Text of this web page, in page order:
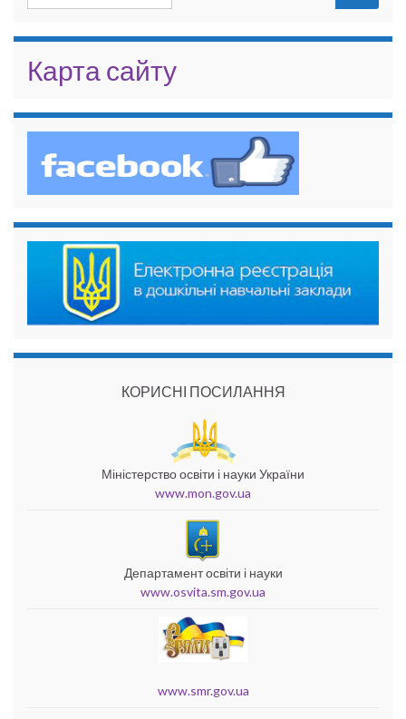
Карта сайту
КОРИСНІ ПОСИЛАННЯ
Міністерство освіти і науки України
www.mon.gov.ua
Департамент освіти і науки
www.osvita.sm.gov.ua
www.smr.gov.ua